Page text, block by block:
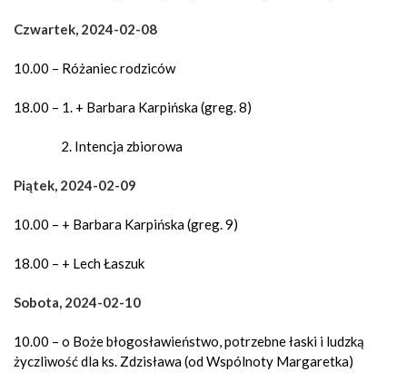
Czwartek, 2024-02-08
10.00 – Różaniec rodziców
18.00 – 1. + Barbara Karpińska (greg. 8)
2. Intencja zbiorowa
Piątek, 2024-02-09
10.00 – + Barbara Karpińska (greg. 9)
18.00 – + Lech Łaszuk
Sobota, 2024-02-10
10.00 – o Boże błogosławieństwo, potrzebne łaski i ludzką
życzliwość dla ks. Zdzisława (od Wspólnoty Margaretka)